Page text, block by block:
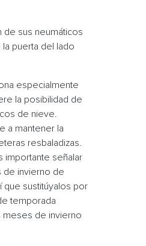
de sus neumáticos
puerta del lado
especialmente
la posibilidad de
de nieve.
a mantener la
resbaladizas.
importante señalar
de invierno de
que sustitúyalos por
temporada
meses de invierno